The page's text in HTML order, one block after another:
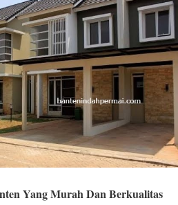
Yang Murah Dan Berkualitas